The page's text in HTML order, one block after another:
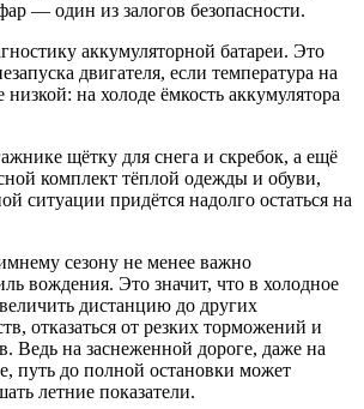
— один из залогов безопасности.
аккумуляторной батареи. Это
двигателя, если температура на
низкой: на холоде ёмкость аккумулятора
щётку для снега и скребок, а ещё
комплект тёплой одежды и обуви,
ситуации придётся надолго остаться на
сезону не менее важно
вождения. Это значит, что в холодное
дистанцию до других
отказаться от резких торможений и
Ведь на заснеженной дороге, даже на
путь до полной остановки может
летние показатели.